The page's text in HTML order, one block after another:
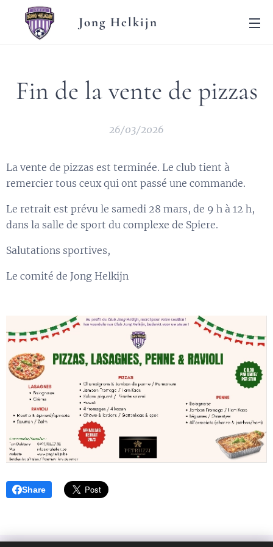
Jong Helkijn
Fin de la vente de pizzas
26/03/2026
La vente de pizzas est terminée. Le club tient à
remercier tous ceux qui ont passé une commande.
Le retrait est prévu le samedi 28 mars, de 9 h à 12 h,
dans la salle de sport du complexe de Spiere.
Salutations sportives,
Le comité de Jong Helkijn
Share